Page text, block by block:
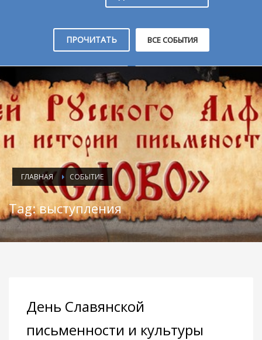
ПРОЧИТАТЬ ВСЕ СОБЫТИЯ
ГЛАВНАЯ СОБЫТИЕ
Tag: выступления
День Славянской
письменности и культуры